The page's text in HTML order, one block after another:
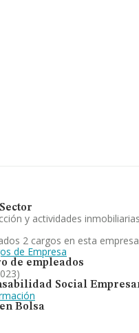
y actividades inmobiliarias
2 cargos en esta empresa
de Empresa
de empleados
Social
Bolsa